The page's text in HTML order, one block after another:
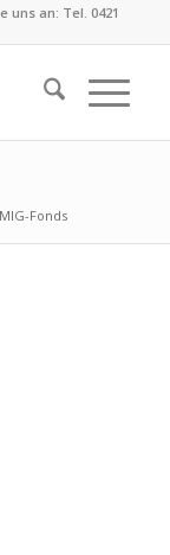
uns an: Tel. 0421
Fonds